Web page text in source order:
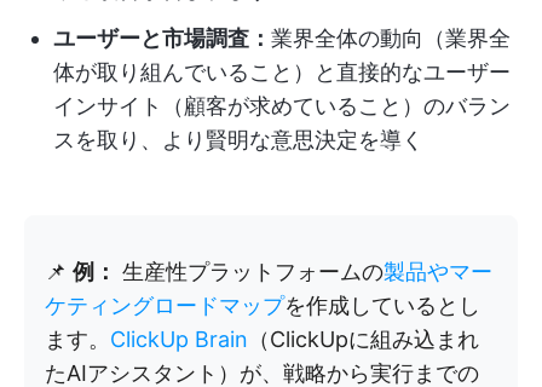
ユーザーと市場調査： 業界全体の動向（業界全
体が取り組んでいること）と直接的なユーザー
インサイト（顧客が求めていること）のバラン
スを取り、より賢明な意思決定を導く
📌 例： 生産性プラットフォームの製品やマー
ケティングロードマップを作成しているとし
ます。 ClickUp Brain （ClickUpに組み込まれ
たAIアシスタント）が、戦略から実行までの